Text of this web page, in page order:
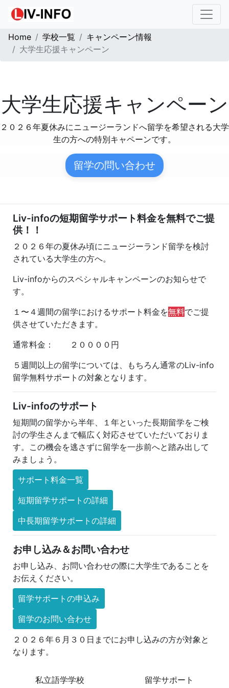
Home 学校一覧
キャンペーン情報
大学生応援キャンペーン
大学生応援キャンペーン
２０２６年夏休みにニュージーランドへ留学を希望される大学
生の方への特別キャペーンです。
留学の問い合わせ
Liv-infoの短期留学サポート料金を無料でご提
供！！
２０２６年の夏休み頃にニュージーランド留学を検討
されている大学生の方へ。
Liv-infoからのスペシャルキャンペーンのお知らせで
す。
１〜４週間の留学におけるサポート料金を無料でご提
供させていただきます。
通常料金： ２００００円
５週間以上の留学については、もちろん通常のLiv-info
留学無料サポートの対象となります。
Liv-infoのサポート
短期間の留学から半年、１年といった長期留学をご検
討の学生さんまで幅広く対応させていただいておりま
す。この機会を逃さずに留学を一歩前へと踏み出して
みましょう。
サポート料金一覧
短期留学サポートの詳細
中長期留学サポートの詳細
お申し込み＆お問い合わせ
お申し込み、お問い合わせの際に大学生であることを
お伝えください。
留学サポートの申込み
留学のお問い合わせ
２０２６年６月３０日までにお申し込みの方が対象と
なります。
私立語学学校 留学サポート